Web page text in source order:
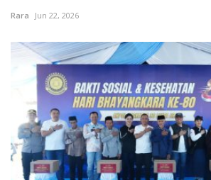
Rara Jun 22, 2026